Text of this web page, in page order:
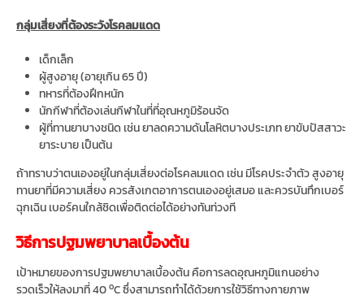
กลุ่มเสี่ยงที่ต้องระวังโรคลมแดด
เด็กเล็ก
ผู้สูงอายุ (อายุเกิน 65 ปี)
ทหารที่ต้องฝึกหนัก
นักกีฬาที่ต้องเล่นกีฬาในที่ที่อุณหภูมิร้อนจัด
ผู้ที่ทานยาบางชนิด เช่น ยาลดความดันโลหิตบางประเภท ยาขับปัสสาวะ
ยาระบาย เป็นต้น
ถ้าทราบว่าตนเองอยู่ในกลุ่มเสี่ยงต่อโรคลมแดด เช่น มีโรคประจำตัว สูงอายุ
ทานยาที่มีความเสี่ยง ควรสังเกตอาการตนเองอยู่เสมอ และควรบันทึกเบอร์
ฉุกเฉิน เบอร์คนใกล้ชิดเพื่อติดต่อได้อย่างทันท่วงที
วิธีการปฐมพยาบาลเบื้องต้น
เป้าหมายของการปฐมพยาบาลเบื้องต้น คือการลดอุณหภูมิแกนอย่าง
รวดเร็วให้ลงมาที่ 40 oC ซึ่งสามารถทำได้ด้วยการใช้วิธีทางกายภาพ